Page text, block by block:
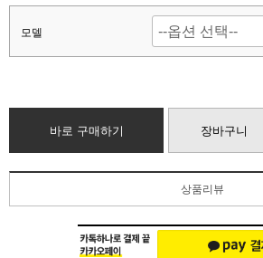
모델
바로 구매하기 장바구니
상품리뷰